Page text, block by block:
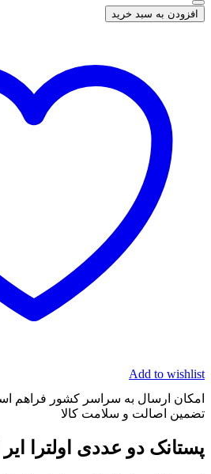
افزودن به سبد خرید
Add to wishlist
امکان ارسال به سراسر کشور فراهم
تضمین اصالت و سلامت کالا
پستانک دو عددی اولترا